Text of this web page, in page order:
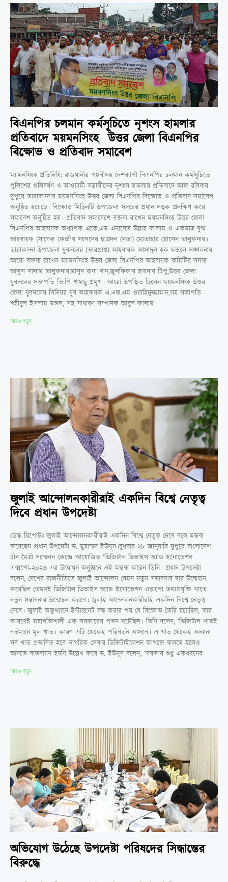
বিএনপির চলমান কর্মসূচিতে নৃশংস হামলার
প্রতিবাদে ময়মনসিংহ উত্তর জেলা বিএনপির
বিক্ষোভ ও প্রতিবাদ সমাবেশ
ময়মনসিংহ প্রতিনিধি: রাজধানীর পল্লবীসহ দেশব্যাপী বিএনপির চলমান কর্মসূচিতে
পুলিশের গুলিবর্ষণ ও আওয়ামী সন্ত্রাসীদের নৃশংস হামলার প্রতিবাদে আজ রবিবার
দুপুরে তারাকান্দায় ময়মনসিংহ উত্তর জেলা বিএনপির বিক্ষোভ ও প্রতিবাদ সমাবেশ
অনুষ্ঠিত হয়েছে। বিক্ষোভ মিছিলটি উপজেলা সদরের প্রধান সড়ক প্রদক্ষিণ করে
সমাবেশ অনুষ্ঠিত হয়। প্রতিবাদ সমাবেশে বক্তব্য রাখেন ময়মনসিংহ উত্তর জেলা
বিএনপির আহবায়ক অধ্যাপক একে.এম এনায়েত উল্লাহ কালাম ও একমাত্র যুগ্ম
আহবায়ক (সাবেক কেন্দ্রীয় সংসদের ছাত্রদল নেতা) মোতাহার হোসেন তালুকদার।
তারাকান্দা উপজেলা যুবদলের (ভারপ্রাপ্ত) আহবায়ক আসাদুল হক মন্ডলে সঞ্চালনায়
আরো বক্তব্য রাখেন ময়মনসিংহ উত্তর জেলা বিএনপির আহবায়ক কমিটির সদস্য
আব্দুস সালাম তালুকদার,মাসুদ রানা খান,জুলফিকার হায়দার টিপু,উত্তর জেলা
যুবদলের সভাপতি ভি.পি শামছু প্রমূখ। আরো উপস্থিত ছিলেন ময়মনসিংহ উওর
জেলা যুবদলের সিনিয়র যুব আহবায়ক এ.এফ.এম ওয়াহিদুজ্জামান,সহ সভাপতি
শহীদুল ইসলাম মন্ডল, সহ সাধারণ সম্পাদক আবুল কালাম
আরও পড়ুন
জুলাই আন্দোলনকারীরাই একদিন বিশ্বে নেতৃত্ব
দিবে প্রধান উপদেষ্টা
ডেস্ক রিপোটঃ জুলাই আন্দোলনকারীরাই একদিন বিশ্বে নেতৃত্ব দেবে বলে মন্তব্য
করেছেন প্রধান উপদেষ্টা ড. মুহাম্মদ ইউনূস।বুধবার ২৮ জানুয়ারি দুপুরে বাংলাদেশ-
চীন মৈত্রী সম্মেলন কেন্দ্রে আয়োজিত ‘ডিজিটাল ডিভাইস অ্যান্ড ইনোভেশন
এক্সপো-২০২৬ এর উদ্বোধন অনুষ্ঠানে এই মন্তব্য করেন তিনি। প্রধান উপদেষ্টা
বলেন, দেশের রাজনীতিতে জুলাই আন্দোলন যেমন নতুন সম্ভাবনার দ্বার উন্মোচন
করেছিল তেমনই ডিজিটাল ডিভাইস অ্যান্ড ইনোভেশন এক্সপো তথ্যপ্রযুক্তি খাতে
নতুন সম্ভাবনার উন্মোচন করবে। জুলাই আন্দোলনকারীরাই একদিন বিশ্বে নেতৃত্ব
দেবে। জুলাই অভুত্থ্যানে ইন্টারনেট বন্ধ করার পর যে বিক্ষোভ তৈরি হয়েছিল, তার
কারণেই মহাশক্তিশালী এক সরকারের পতন ঘটেছিল। তিনি বলেন, ‘ডিজিটাল খাতই
বর্তমানে মূল খাত। কারণ এটি থেকেই পরিবর্তন আসবে। এ খাত থেকেই অন্যান্য
সব খাত প্রভাবিত হবে।নাগরিক সেবার ডিজিটাইলেশন কাগজে কলমে হলেও
আদতে বাস্তবায়ন হয়নি উল্লেখ করে ড. ইউনূস বলেন, ‘সরকার শুধু একধরনের
আরও পড়ুন
অভিযোগ উঠেছে উপদেষ্টা পরিষদের সিদ্ধান্তের
বিরুদ্ধে